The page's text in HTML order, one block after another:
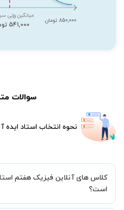
850,000 تومان
میانگین وزنی
541,000 تومان
سوالات
نحوه انتخاب استاد ایده
کلاس های آنلاین فیزیک هفتم
است؟